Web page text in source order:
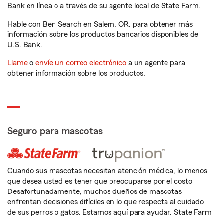
Bank en línea o a través de su agente local de State Farm.
Hable con Ben Search en Salem, OR, para obtener más
información sobre los productos bancarios disponibles de
U.S. Bank.
Llame o envíe un correo electrónico a un agente para
obtener información sobre los productos.
Seguro para mascotas
Cuando sus mascotas necesitan atención médica, lo menos
que desea usted es tener que preocuparse por el costo.
Desafortunadamente, muchos dueños de mascotas
enfrentan decisiones difíciles en lo que respecta al cuidado
de sus perros o gatos. Estamos aquí para ayudar. State Farm